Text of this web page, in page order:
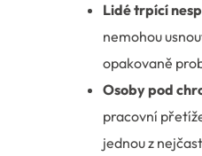
Lidé trpící
nemohou
opakovaně
Osoby pod
pracovní
jednou z